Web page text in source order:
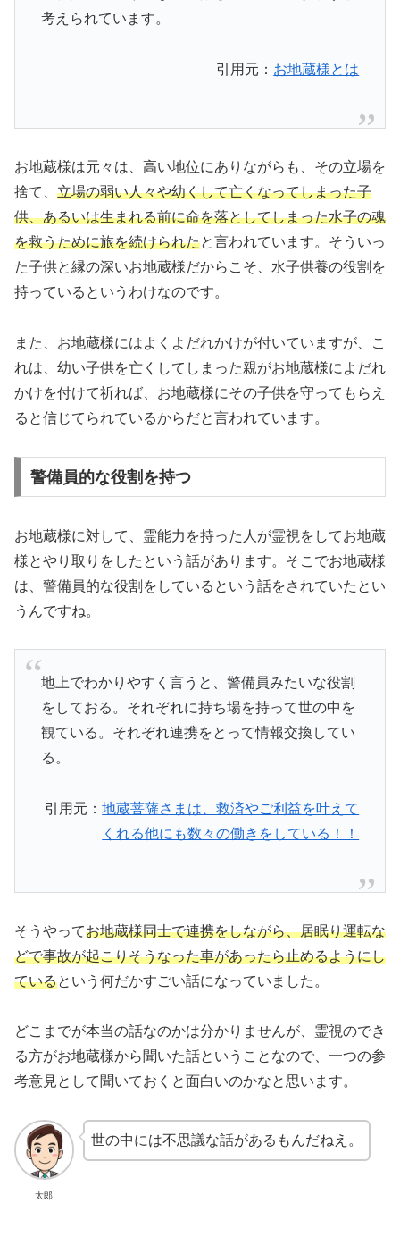
考えられています。
引用元： お地蔵様とは
お地蔵様は元々は、高い地位にありながらも、その立場を
捨て、 立場の弱い人々や幼くして亡くなってしまった子
供、あるいは生まれる前に命を落としてしまった水子の魂
を救うために旅を続けられたと言われています。そういっ
た子供と縁の深いお地蔵様だからこそ、水子供養の役割を
持っているというわけなのです。
また、お地蔵様にはよくよだれかけが付いていますが、こ
れは、幼い子供を亡くしてしまった親がお地蔵様によだれ
かけを付けて祈れば、お地蔵様にその子供を守ってもらえ
ると信じてられているからだと言われています。
警備員的な役割を持つ
お地蔵様に対して、霊能力を持った人が霊視をしてお地蔵
様とやり取りをしたという話があります。そこでお地蔵様
は、警備員的な役割をしているという話をされていたとい
うんですね。
地上でわかりやすく言うと、警備員みたいな役割
をしておる。それぞれに持ち場を持って世の中を
観ている。それぞれ連携をとって情報交換してい
る。
引用元：地蔵菩薩さまは、救済やご利益を叶えて
くれる他にも数々の働きをしている！！
そうやってお地蔵様同士で連携をしながら、居眠り運転な
どで事故が起こりそうなった車があったら止めるようにし
ているという何だかすごい話になっていました。
どこまでが本当の話なのかは分かりませんが、霊視のでき
る方がお地蔵様から聞いた話ということなので、一つの参
考意見として聞いておくと面白いのかなと思います。
太郎
世の中には不思議な話があるもんだねえ。